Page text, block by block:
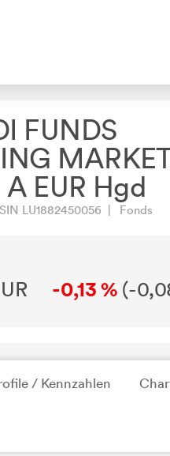
FUNDS
EUR Hgd
LU1882450056 | Fonds
-0,13 % (-
/ Kennzahlen